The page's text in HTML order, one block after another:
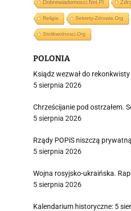
Dobrewiadomosci.net.pl
Religia Sekrety-Zdrowia.org
Stolikwolnosci.org
POLONIA
Ksiądz wezwał do
5 sierpnia 2026
Chrześcijanie pod ostrzałem.
5 sierpnia 2026
Rządy POPiS niszczą
5 sierpnia 2026
Wojna rosyjsko-ukraińska.
5 sierpnia 2026
Kalendarium historyczne: 5